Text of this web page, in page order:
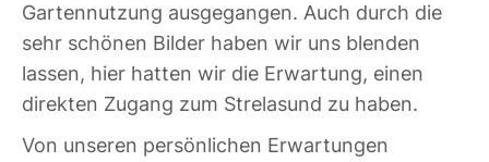
Gartennutzung ausgegangen. Auch durch die
sehr schönen Bilder haben wir uns blenden
lassen, hier hatten wir die Erwartung, einen
direkten Zugang zum Strelasund zu haben.
Von unseren persönlichen Erwartungen